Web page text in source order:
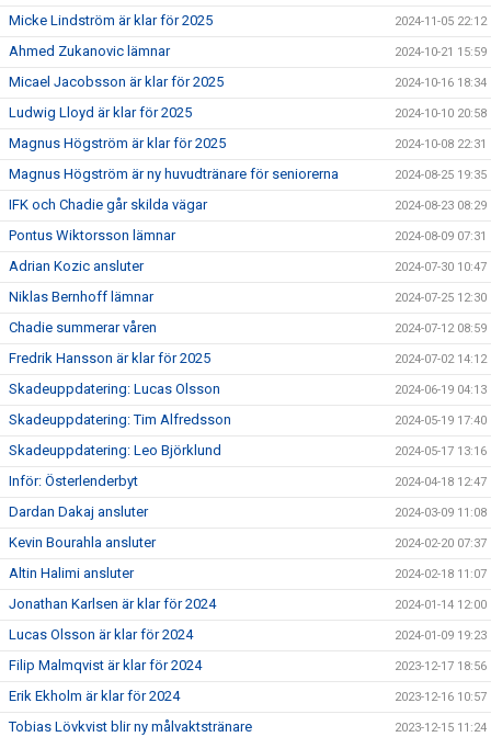
Micke Lindström är klar för 2025 2024-11-05 22:12
Ahmed Zukanovic lämnar 2024-10-21 15:59
Micael Jacobsson är klar för 2025 2024-10-16 18:34
Ludwig Lloyd är klar för 2025 2024-10-10 20:58
Magnus Högström är klar för 2025 2024-10-08 22:31
Magnus Högström är ny huvudtränare för seniorerna 2024-08-25 19:35
IFK och Chadie går skilda vägar 2024-08-23 08:29
Pontus Wiktorsson lämnar 2024-08-09 07:31
Adrian Kozic ansluter 2024-07-30 10:47
Niklas Bernhoff lämnar 2024-07-25 12:30
Chadie summerar våren 2024-07-12 08:59
Fredrik Hansson är klar för 2025 2024-07-02 14:12
Skadeuppdatering: Lucas Olsson 2024-06-19 04:13
Skadeuppdatering: Tim Alfredsson 2024-05-19 17:40
Skadeuppdatering: Leo Björklund 2024-05-17 13:16
Inför: Österlenderbyt 2024-04-18 12:47
Dardan Dakaj ansluter 2024-03-09 11:08
Kevin Bourahla ansluter 2024-02-20 07:37
Altin Halimi ansluter 2024-02-18 11:07
Jonathan Karlsen är klar för 2024 2024-01-14 12:00
Lucas Olsson är klar för 2024 2024-01-09 19:23
Filip Malmqvist är klar för 2024 2023-12-17 18:56
Erik Ekholm är klar för 2024 2023-12-16 10:57
Tobias Lövkvist blir ny målvaktstränare 2023-12-15 11:24